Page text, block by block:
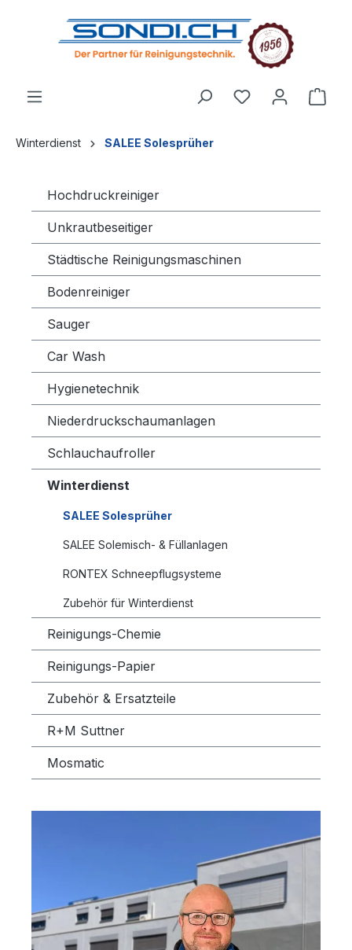
springen
Winterdienst SALEE Solesprüher
Hochdruckreiniger
Unkrautbeseitiger
Städtische Reinigungsmaschinen
Bodenreiniger
Sauger
Car Wash
Hygienetechnik
Niederdruckschaumanlagen
Schlauchaufroller
Winterdienst
SALEE Solesprüher
SALEE Solemisch- & Füllanlagen
RONTEX Schneepflugsysteme
Zubehör für Winterdienst
Reinigungs-Chemie
Reinigungs-Papier
Zubehör & Ersatzteile
R+M Suttner
Mosmatic